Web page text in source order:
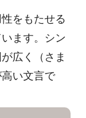
をもたせる
ます。シン
広く（さま
い文言で